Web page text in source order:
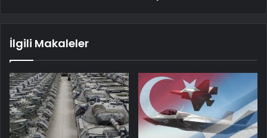
İlgili Makaleler